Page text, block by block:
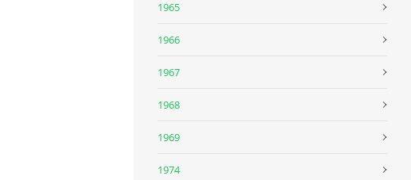
1965
1966
1967
1968
1969
1974